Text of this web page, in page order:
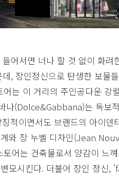
어서면 너나 할 것 없이 화려
, 장인정신으로 탄생한 보물
는 이 거리의 주인공다운 강
나(Dolce&Gabbana)는 독보
적이면서도 브랜드의 아이덴
와 장 누벨 디자인(Jean
어는 건축물로서 양감이 느
모시킨다. 더불어 장인 정신